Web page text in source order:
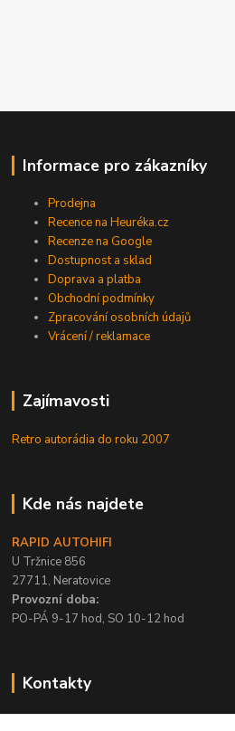
Informace pro zákazníky
Prodejna
Recence na Heuréka.cz
Recenze na Google
Dostupnost a sklad
Doprava a platba
Obchodní podmínky
Zpracování osobních údajů
Vrácení / reklamace
Zajímavosti
Retro autorádia do roku 2007
Kde nás najdete
RAPID AUTOHIFI
U Tržnice 856
27711, Neratovice
Provozní doba:
PO-PÁ 9-17 hod, SO 10-12 hod
Kontakty